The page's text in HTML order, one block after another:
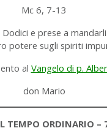
Mc 6, 7-13
e prese a
potere sugli spiriti
al Vangelo di p.
don Mario
TEMPO ORDINARIO –